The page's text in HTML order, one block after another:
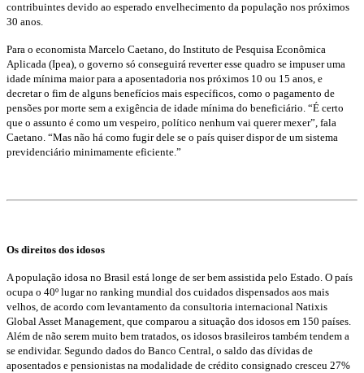
contribuintes devido ao esperado envelhecimento da população nos próximos
30 anos.
Para o economista Marcelo Caetano, do Instituto de Pesquisa Econômica
Aplicada (Ipea), o governo só conseguirá reverter esse quadro se impuser uma
idade mínima maior para a aposentadoria nos próximos 10 ou 15 anos, e
decretar o fim de alguns benefícios mais específicos, como o pagamento de
pensões por morte sem a exigência de idade mínima do beneficiário. “É certo
que o assunto é como um vespeiro, político nenhum vai querer mexer”, fala
Caetano. “Mas não há como fugir dele se o país quiser dispor de um sistema
previdenciário minimamente eficiente.”
Os direitos dos idosos
A população idosa no Brasil está longe de ser bem assistida pelo Estado. O país
ocupa o 40º lugar no ranking mundial dos cuidados dispensados aos mais
velhos, de acordo com levantamento da consultoria internacional Natixis
Global Asset Management, que comparou a situação dos idosos em 150 países.
Além de não serem muito bem tratados, os idosos brasileiros também tendem a
se endividar. Segundo dados do Banco Central, o saldo das dívidas de
aposentados e pensionistas na modalidade de crédito consignado cresceu 27%